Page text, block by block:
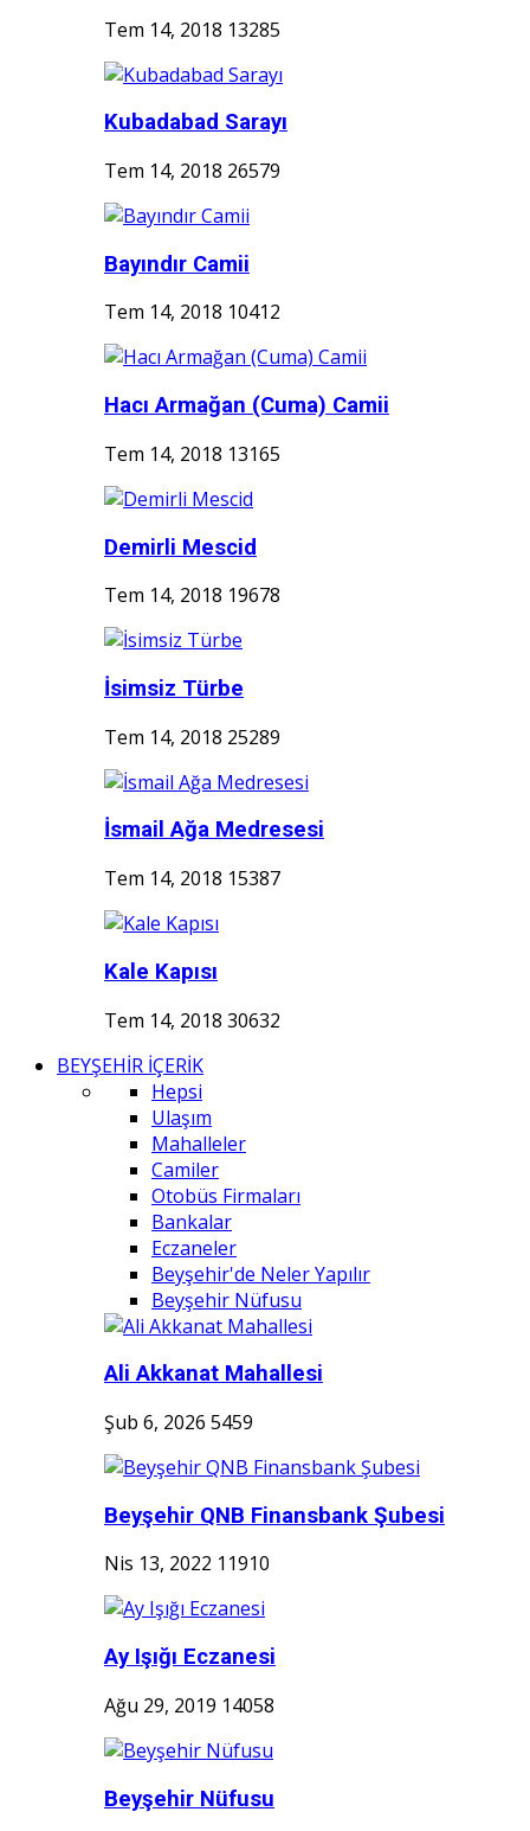
Tem 14, 2018 13285
Kubadabad Sarayı
Tem 14, 2018 26579
Bayındır Camii
Tem 14, 2018 10412
Hacı Armağan (Cuma) Camii
Tem 14, 2018 13165
Demirli Mescid
Tem 14, 2018 19678
İsimsiz Türbe
Tem 14, 2018 25289
İsmail Ağa Medresesi
Tem 14, 2018 15387
Kale Kapısı
Tem 14, 2018 30632
BEYŞEHİR İÇERİK
Hepsi
Ulaşım
Mahalleler
Camiler
Otobüs Firmaları
Bankalar
Eczaneler
Beyşehir'de Neler Yapılır
Beyşehir Nüfusu
Ali Akkanat Mahallesi
Şub 6, 2026 5459
Beyşehir QNB Finansbank Şubesi
Nis 13, 2022 11910
Ay Işığı Eczanesi
Ağu 29, 2019 14058
Beyşehir Nüfusu